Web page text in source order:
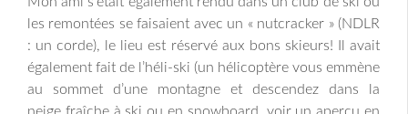
les remontées se faisaient avec un « nutcracker » (NDLR
: un corde), le lieu est réservé aux bons skieurs! Il avait
également fait de l’héli-ski (un hélicoptère vous emmène
au sommet d’une montagne et descendez dans la
neige fraîche à ski ou en snowboard, voir un aperçu en